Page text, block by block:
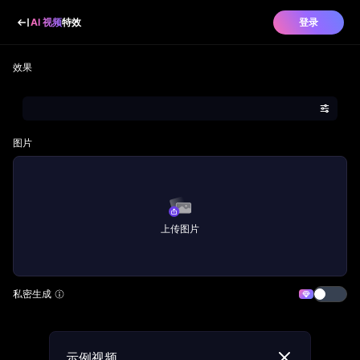
AI 视频特效 登录
效果
图片
上传图片
私密生成